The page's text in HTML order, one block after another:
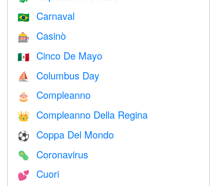
🇧🇷 Carnaval
🎰 Casinò
🇲🇽 Cinco De Mayo
⛵️ Columbus Day
🎂 Compleanno
👑 Compleanno Della Regina
⚽ Coppa Del Mondo
🦠 Coronavirus
💕 Cuori